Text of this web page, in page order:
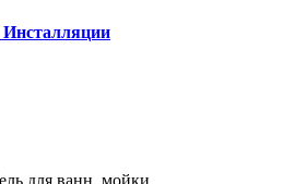
Инсталляции
для ванн, мойки